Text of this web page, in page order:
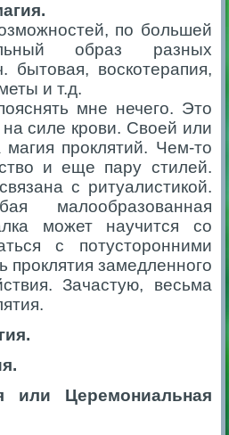
по большей
образ разных
бытовая, воскотерапия,
и т.д.
мне нечего. Это
силе крови. Своей или
проклятий. Чем-то
и еще пару стилей.
с ритуалистикой.
малообразованная
может научится со
с потусторонними
проклятия замедленного
Зачастую, весьма
Церемониальная